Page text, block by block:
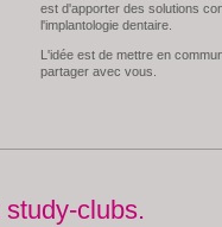
est d'apporter des solutions
l'implantologie dentaire.
L'idée est de mettre en
partager avec vous.
clubs.